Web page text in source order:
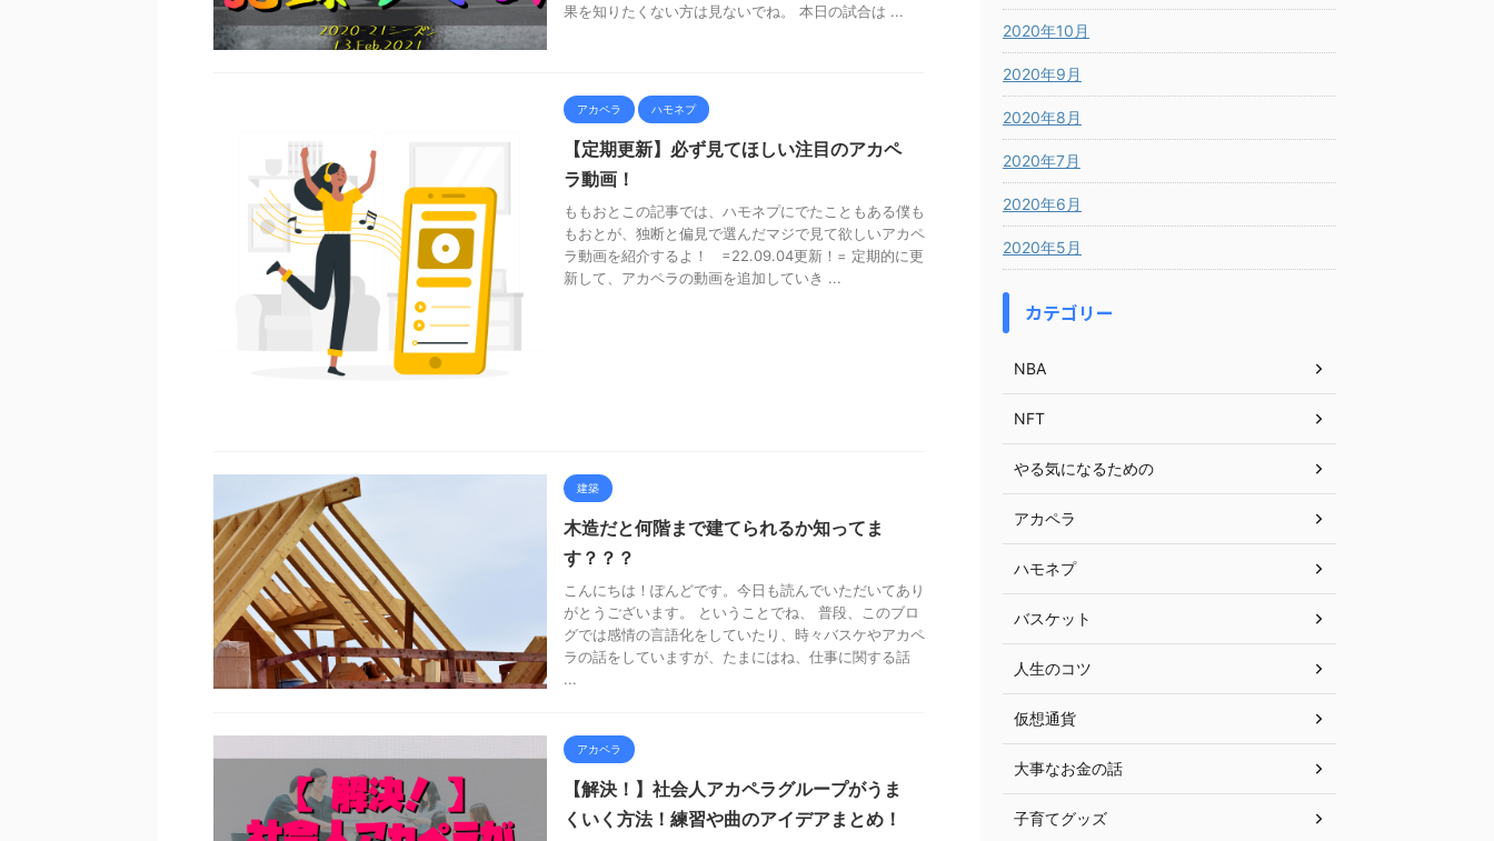
果を知りたくない方は見ないでね。 本日の試合は ...
アカペラ ハモネプ
【定期更新】必ず見てほしい注目のアカペ
ラ動画！
ももおとこの記事では、ハモネプにでたこともある僕も
もおとが、独断と偏見で選んだマジで見て欲しいアカペ
ラ動画を紹介するよ！ =22.09.04更新！= 定期的に更
新して、アカペラの動画を追加していき ...
建築
木造だと何階まで建てられるか知ってま
す？？？
こんにちは！ぽんどです。今日も読んでいただいてあり
がとうございます。 ということでね、 普段、このブロ
グでは感情の言語化をしていたり、時々バスケやアカペ
ラの話をしていますが、たまにはね、仕事に関する話
...
アカペラ
【解決！】社会人アカペラグループがうま
くいく方法！練習や曲のアイデアまとめ！
2020年10月
2020年9月
2020年8月
2020年7月
2020年6月
2020年5月
カテゴリー
NBA
NFT
やる気になるための
アカペラ
ハモネプ
バスケット
人生のコツ
仮想通貨
大事なお金の話
子育てグッズ